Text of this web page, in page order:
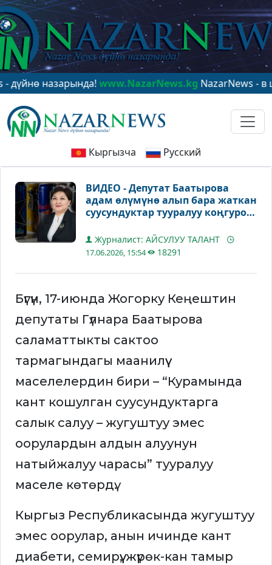
www.NazarNews.kgNazarNews - в центре
Кыргызча Русский
ВИДЕО - Депутат Баатырова
адам өлүмүнө алып бара жаткан
суусундуктар тууралуу коңгуроо
Журналист: АЙСУЛУУ ТАЛАНТ
17.06.2026, 15:54 18291
Бүгүн, 17-июнда Жогорку Кеңештин
депутаты Гүлнара Баатырова
саламаттыкты сактоо
тармагындагы маанилүү
маселелердин бири – “Курамында
кант кошулган суусундуктарга
салык салуу – жугуштуу эмес
оорулардын алдын алуунун
натыйжалуу чарасы” тууралуу
маселе көтөрдү.
Кыргыз Республикасында жугуштуу
эмес оорулар, анын ичинде кант
диабети, семирүү, жүрөк-кан тамыр